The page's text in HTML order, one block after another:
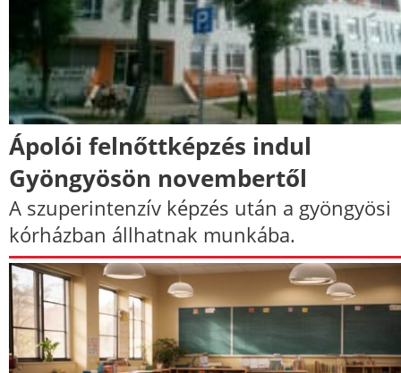
Ápolói felnőttképzés indul
Gyöngyösön novembertől
A szuperintenzív képzés után a gyöngyösi
kórházban állhatnak munkába.